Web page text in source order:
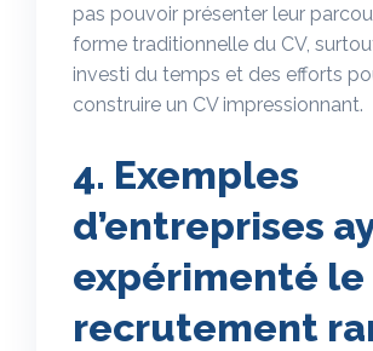
pas pouvoir présenter leur
forme traditionnelle du CV,
investi du temps et des efforts
construire un CV impressionnant.
4. Exemples
d’entreprises
expérimenté le
recrutement